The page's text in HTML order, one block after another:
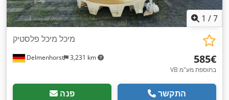
1 /7
Delmenhorst 3,231 km
מיכל מיכל פלסטיק
‏585 ‏€
VB בתוספת מע"מ
פנה התקשר